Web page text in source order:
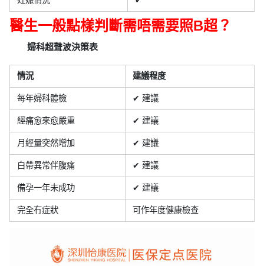
醫生一般點樣判斷需唔需要照B超？
婦科超聲波決策表
情況 建議程度
每年婦科體檢 ✔ 建議
經痛愈來愈嚴重 ✔ 建議
月經量突然增加 ✔ 建議
白帶異常伴腹痛 ✔ 建議
備孕一年未成功 ✔ 建議
完全冇症狀 可作年度健康檢查